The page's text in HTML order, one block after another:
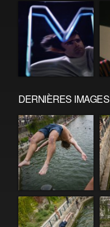
DERNIÈRES IMAGES